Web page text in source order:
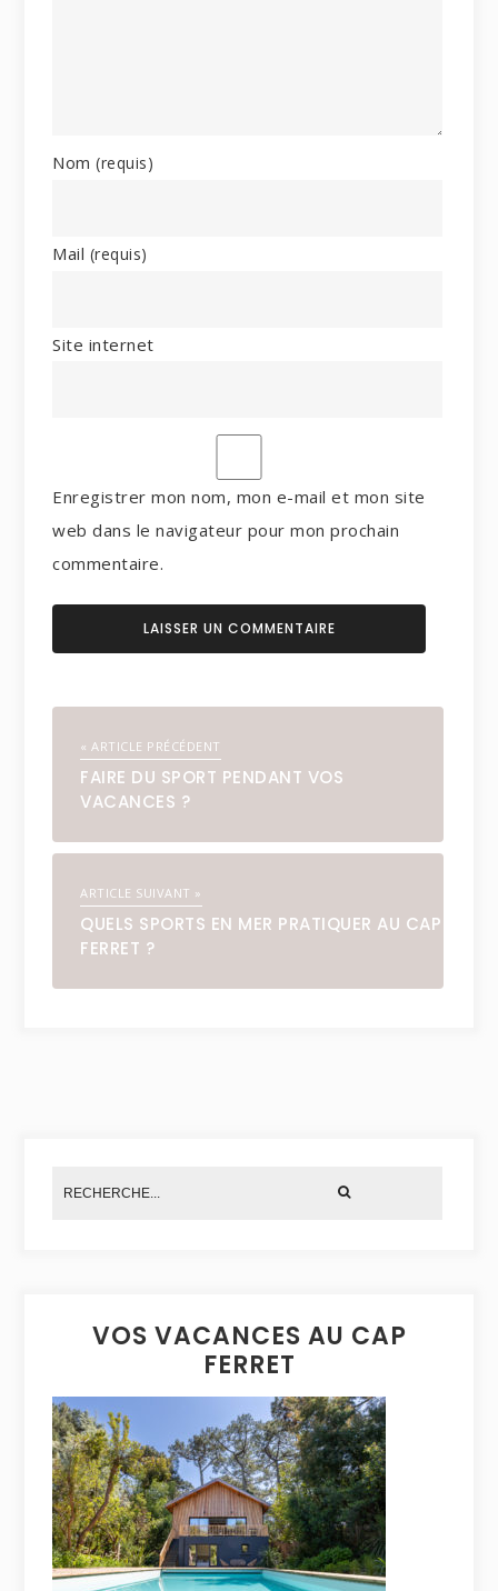
Nom(requis)
Mail (requis)
Site internet
Enregistrer mon nom, mon e-mail et mon site
web dans le navigateur pour mon prochain
commentaire.
« ARTICLE PRÉCÉDENT
FAIRE DU SPORT PENDANT VOS
VACANCES ?
ARTICLE SUIVANT »
QUELS SPORTS EN MER PRATIQUER AU CAP
FERRET ?
VOS VACANCES AU CAP
FERRET